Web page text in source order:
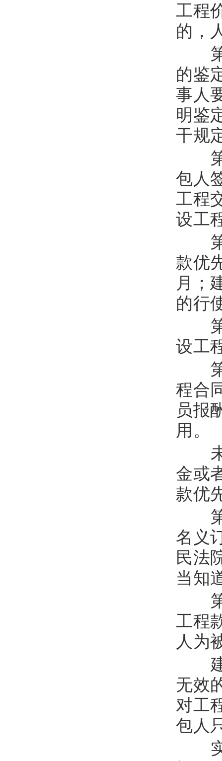
工程
的，
的鉴
事人
明鉴
干规
包人
工程
设工
款优
月；
的行
设工
程合
员报
用。
金或
款优
名义
民法
当知
工程
人为
无效
对工
包人